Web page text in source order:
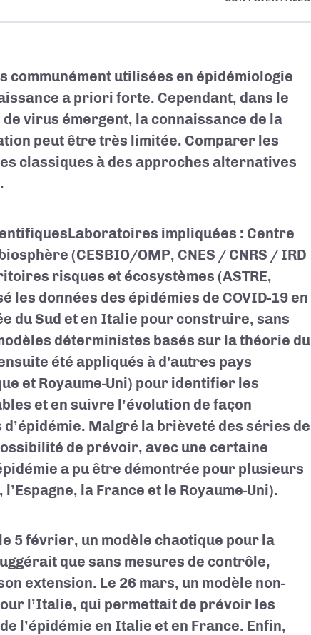
communément utilisées en épidémiologie
a priori forte. Cependant, dans le
virus émergent, la connaissance de la
peut être très limitée. Comparer les
classiques à des approches alternatives
Laboratoires impliquées : Centre
(CESBIO/OMP, CNES / CNRS / IRD
risques et écosystèmes (ASTRE,
les données des épidémies de COVID-19 en
du Sud et en Italie pour construire, sans
déterministes basés sur la théorie du
été appliqués à d'autres pays
et Royaume-Uni) pour identifier les
et en suivre l’évolution de façon
Malgré la brièveté des séries de
de prévoir, avec une certaine
a pu être démontrée pour plusieurs
la France et le Royaume-Uni).
5 février, un modèle chaotique pour la
que sans mesures de contrôle,
extension. Le 26 mars, un modèle non-
l’Italie, qui permettait de prévoir les
l’épidémie en Italie et en France. Enfin,